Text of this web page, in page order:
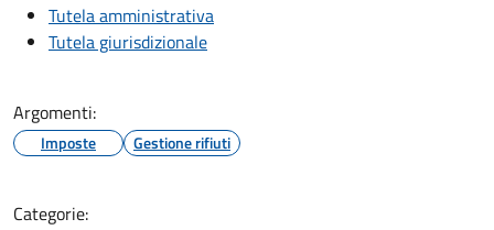
Tutela amministrativa
Tutela giurisdizionale
Argomenti:
Imposte Gestione rifiuti
Categorie: